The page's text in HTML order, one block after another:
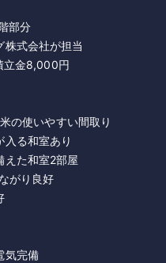
部分
株式会社が担当
立金8,000円
の使いやすい間取り
入る和室あり
えた和室2部屋
がり良好
気完備